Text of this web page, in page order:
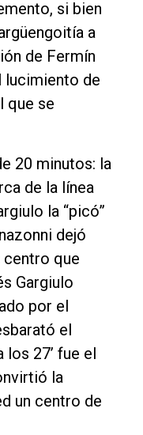
si bien
a
de Fermín
lucimiento de
que se
20 minutos: la
de la línea
la “picó”
dejó
centro que
Gargiulo
por el
el
los 27’ fue el
la
un centro de